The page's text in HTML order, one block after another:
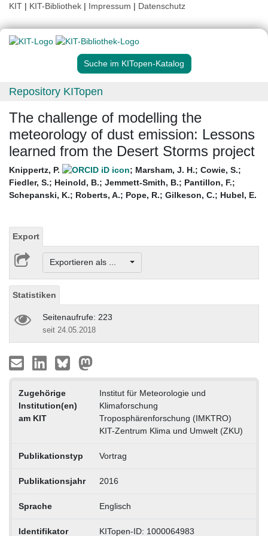
KIT | KIT-Bibliothek | Impressum | Datenschutz
Suche im KITopen-Katalog
Repository KITopen
The challenge of modelling the
meteorology of dust emission: Lessons
learned from the Desert Storms project
Knippertz, P. ; Marsham, J. H.; Cowie, S.;
Fiedler, S.; Heinold, B.; Jemmett-Smith, B.; Pantillon, F.;
Schepanski, K.; Roberts, A.; Pope, R.; Gilkeson, C.; Hubel, E.
Export
Exportieren als ...
Statistiken
Seitenaufrufe: 223
seit 24.05.2018
Zugehörige
Institution(en)
am KIT
Institut für Meteorologie und
Klimaforschung
Troposphärenforschung (IMKTRO)
KIT-Zentrum Klima und Umwelt (ZKU)
Publikationstyp Vortrag
Publikationsjahr 2016
Sprache Englisch
Identifikator KITopen-ID: 1000064983